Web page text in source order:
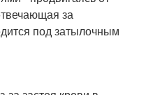
за
под затылочным